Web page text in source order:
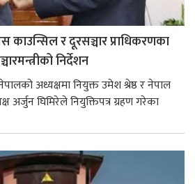
काउन्सिल र दूरसञ्चार प्राधिकरणका
निर्देशन
अध्यक्षमा नियुक्त उमेश श्रेष्ठ र नेपाल
अर्जुन घिमिरेले नियुक्तिपत्र ग्रहण गरेका